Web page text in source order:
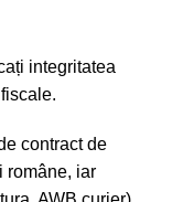
integritatea
contract de
române, iar